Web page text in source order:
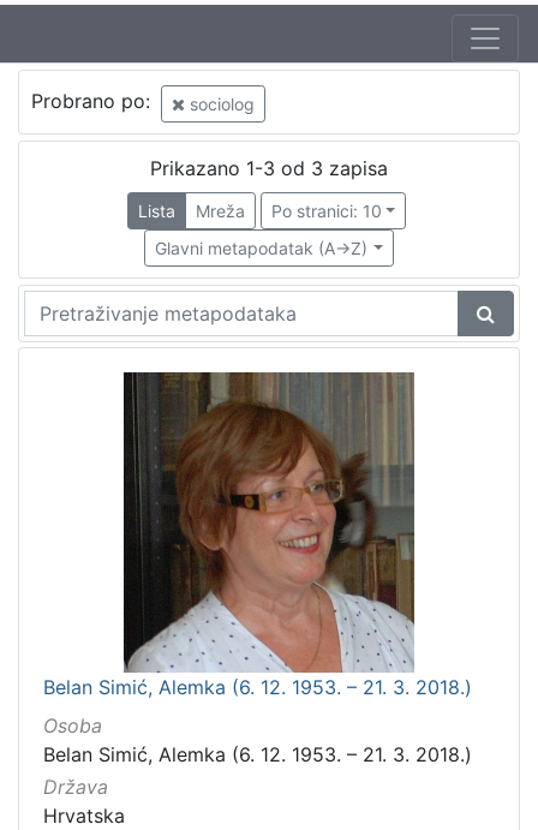
Probrano po: sociolog
Prikazano 1-3 od 3 zapisa
Lista Mreža
Po stranici: 10
Glavni metapodatak (A->Z)
Belan Simić, Alemka (6. 12. 1953. – 21. 3. 2018.)
Osoba
Belan Simić, Alemka (6. 12. 1953. – 21. 3. 2018.)
Država
Hrvatska